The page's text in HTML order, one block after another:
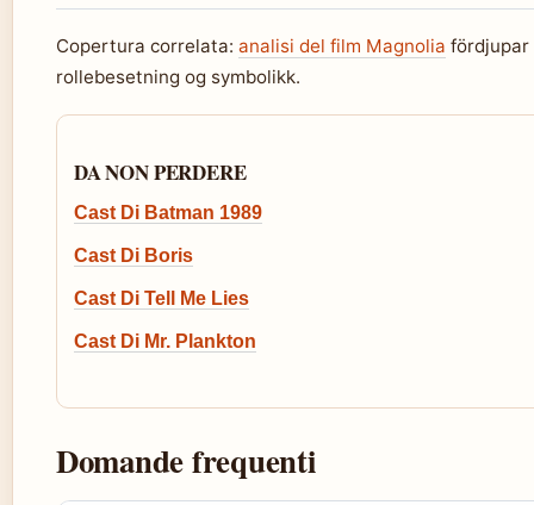
Copertura correlata: analisi del film Magnolia fördjupar
rollebesetning og symbolikk.
DA NON PERDERE
Cast Di Batman 1989
Cast Di Boris
Cast Di Tell Me Lies
Cast Di Mr. Plankton
Domande frequenti